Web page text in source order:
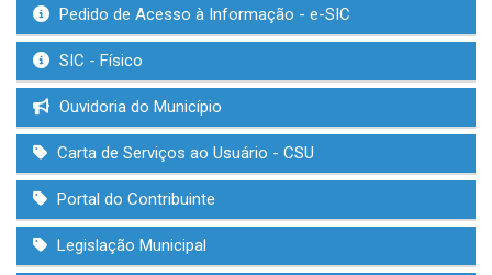
Pedido de Acesso à Informação - e-SIC
SIC - Físico
Ouvidoria do Município
Carta de Serviços ao Usuário - CSU
Portal do Contribuinte
Legislação Municipal